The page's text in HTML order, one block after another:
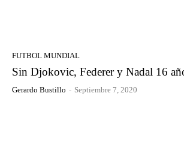
FUTBOL MUNDIAL
Sin Djokovic, Federer y Nadal 16
Gerardo Bustillo - Septiembre 7, 2020